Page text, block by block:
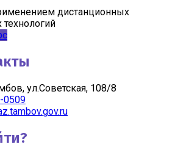
дистанционных
ул.Советская, 108/8
0509